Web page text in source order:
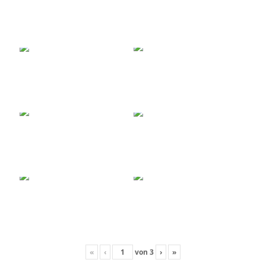
« ‹ von 3 › »